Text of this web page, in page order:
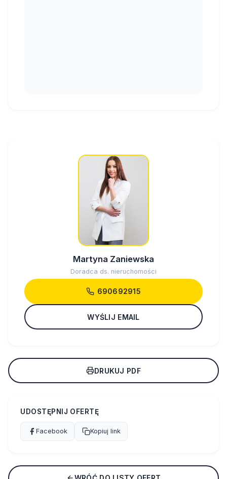
Martyna Zaniewska
Doradca ds. nieruchomości
690692915
WYŚLIJ EMAIL
DRUKUJ PDF
UDOSTĘPNIJ OFERTĘ
Facebook Kopiuj link